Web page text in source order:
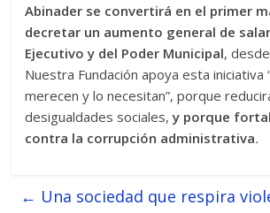
Abinader se convertirá en el primer
decretar un aumento general de
Ejecutivo y del Poder Municipal,
Nuestra Fundación apoya esta iniciativa
merecen y lo necesitan”, porque
desigualdades sociales,y porque
contra la corrupción administrativa.
← Una sociedad que respira